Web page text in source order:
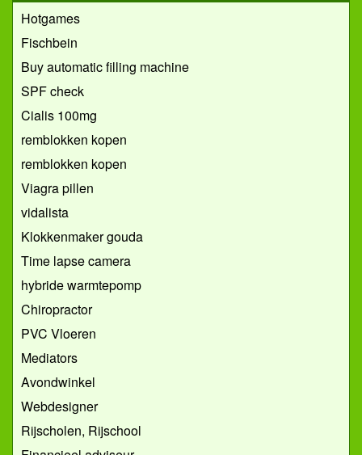
Hotgames
Fischbein
Buy automatic filling machine
SPF check
Cialis 100mg
remblokken kopen
remblokken kopen
Viagra pillen
vidalista
Klokkenmaker gouda
Time lapse camera
hybride warmtepomp
Chiropractor
PVC Vloeren
Mediators
Avondwinkel
Webdesigner
Rijscholen, Rijschool